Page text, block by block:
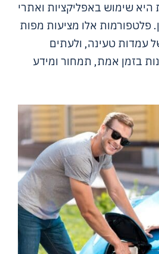
שימוש באפליקציות ואתרי
פלטפורמות אלו מציעות מפות
עמדות טעינה, ולעתים
בזמן אמת, תמחור ומידע